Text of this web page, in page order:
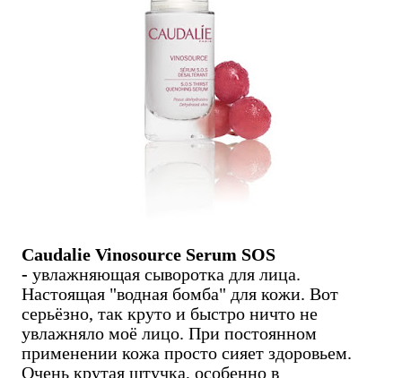
Caudalie Vinosource Serum SOS
- увлажняющая сыворотка для лица.
Настоящая "водная бомба" для кожи. Вот
серьёзно, так круто и быстро ничто не
увлажняло моё лицо. При постоянном
применении кожа просто сияет здоровьем.
Очень крутая штучка, особенно в